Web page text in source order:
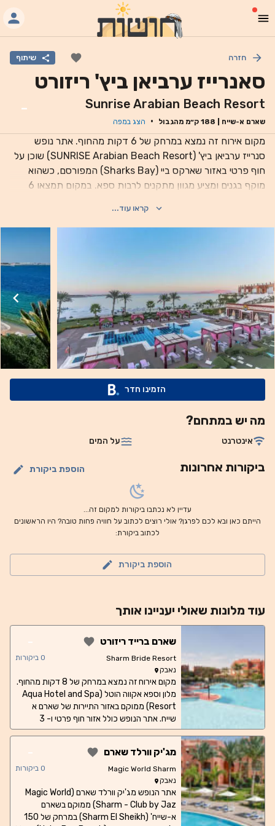
חזרה שיתוף
סאנרייז ערביאן ביץ' ריזורט
Sunrise Arabian Beach Resort
שארם א-שייח 188 ק״מ מהגבול · הצג במפה
-
מקום אירוח זה נמצא במרחק של 6 דקות מהחוף. אתר נופש
סנרייז ערביאן ביץ' (SUNRISE Arabian Beach Resort) שוכן על
חוף פרטי באזור שארקס ביי (Sharks Bay) המפורסם, כשהוא
מוקף בגנים ומציע מגוון מתקנים לרבות ספא. במקום תמצאו 6
רחבי האתר. יחידות האירוח המודרניות כוללות מרפסת או טרסה
ומעוצבות בסגנון ערבי אלגנטי. הן מצוידות במיזוג אוויר, טלוויזיה
מנות מהמטבח הצרפתי ב-Côte d’Azur ומזנון בינלאומי
במסעדת Waterfall Grill. לרשותכם גם בר טרקלין ובית קפה.
מרכז הבריאות מציע אמבט עיסוי, מרחץ אדים וסאונה ומהווה מקום
מושלם למרגוע ולחידוש האנרגיות. רשימת השירותים הארוכה
כוללת בין השאר עיסויים על החוף, חדר כושר מאובזר היטב ומבחר
מתקני ספורט מים. אתר הנופש משקיף על האי טיראן (Tiran
Island) ונמצא במרחק 11 ק"מ מנעמה ביי (Naama Bay). כיכר
ק"מ משם.
קראו עוד...
הזמינו חדר
מה יש במתחם?
אינטרנט על המים
ביקורות אחרונות הוספת ביקורת
עדיין לא נכתבו ביקורות למקום זה...
הייתם כאן ובא לכם לפרגן? אולי רוצים לכתוב על חוויה פחות טובה? היו הראשונים
לכתוב ביקורת:
הוספת ביקורת
עוד מלונות שאולי יעניינו אותך
שארם ברייד ריזורט
Sharm Bride Resort
נאבק
-
0 ביקורות
מקום אירוח זה נמצא במרחק של 8 דקות מהחוף.
מלון וספא אקווה הוטל (Aqua Hotel and Spa
Resort) ממוקם באזור התיירות של שארם א
שייח. אתר הנופש כולל אזור חוף פרטי ו- 3
בריכות שחייה חיצוניות עם מרפסת שמש, ג'קוזי,
המציע עיסויים לרגיעת האורחים. כדי להישאר
בריאים ובכושר, תוכלו להשתמש בחדר הכושר
ולהשתתף בפעילויות ספורט אחרות הכוללות
כדורעף ומיני כדורגל. כולל גם טניס שולחן,
הטלת חצים ושולחן ביליארד. מסעדת פנורמה
(Panorama) מגישה מטבח בינלאומי ומציעה
מג'יק וורלד שארם
Magic World Sharm
נאבק
-
0 ביקורות
אתר הנופש מג'יק וורלד שארם (Magic World
Sharm - Club by Jaz) ממוקם בשארם
א-שייח' (Sharm El Sheikh) במרחק של 150